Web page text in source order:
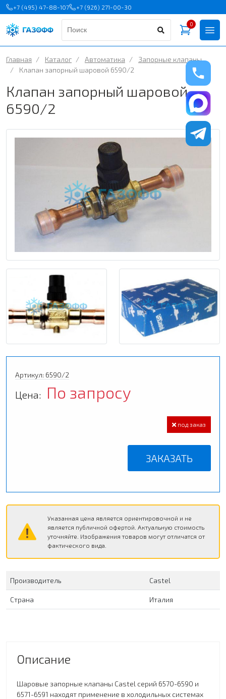
+7 (495) 47-88-107 +7 (926) 271-00-30
0
Главная / Каталог / Автоматика /
Запорные клапаны
/
Клапан запорный шаровой 6590/2
Клапан запорный шаровой
6590/2
Артикул: 6590/2
Цена: По запросу
под заказ
ЗАКАЗАТЬ
Указанная цена является ориентировочной и не
является публичной офертой. Актуальную стоимость
уточняйте. Изображения товаров могут отличатся от
фактического вида.
Производитель Сastel
Страна Италия
Описание
Шаровые запорные клапаны Castel серий 6570-6590 и
6571-6591 находят применение в холодильных системах